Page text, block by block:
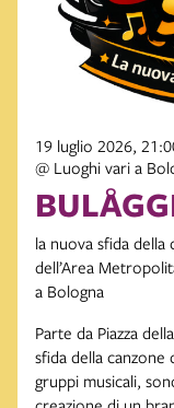
19 luglio 2026,
@ Luoghi vari a
la nuova sfida
dell’Area
a Bologna
Parte da Piazza
sfida della
gruppi musicali,